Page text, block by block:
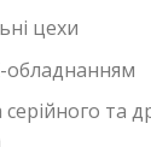
цехи
та